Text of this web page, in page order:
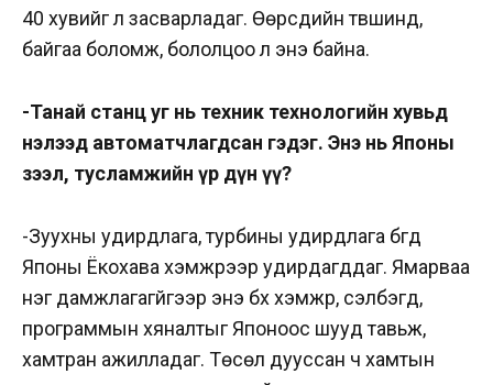
40 хувийг л засварладаг. Өөрсдийн түвшинд,
байгаа боломж, бололцоо л энэ байна.
-Танай станц уг нь техник технологийн хувьд
нэлээд автоматчлагдсан гэдэг. Энэ нь Японы
зээл, тусламжийн үр дүн үү?
-Зуухны удирдлага, турбины удирдлага бүгд
Японы Ёкохава хэмжүүрээр удирдагддаг. Ямарваа
нэг дамжлагагүйгээр энэ бүх хэмжүүр, сэлбэгүүд,
программын хяналтыг Японоос шууд тавьж,
хамтран ажилладаг. Төсөл дууссан ч хамтын